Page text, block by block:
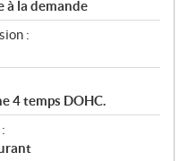
à la demande
:
4 temps DOHC.